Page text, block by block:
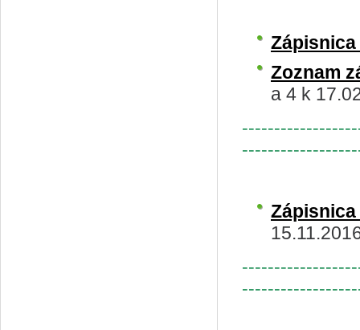
Zápisnica
Zoznam
a 4 k
Zápisnica